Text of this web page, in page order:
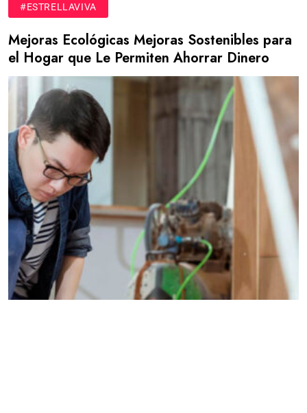
#ESTRELLAVIVA
Mejoras Ecológicas Mejoras Sostenibles para
el Hogar que Le Permiten Ahorrar Dinero